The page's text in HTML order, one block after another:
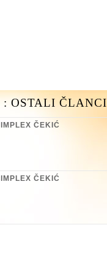
OSTALI ČLANCI
ČEKIĆ
ČEKIĆ